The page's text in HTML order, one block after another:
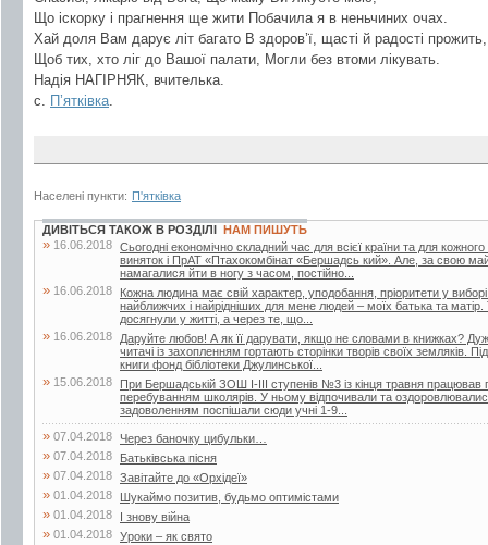
Що іскорку і прагнення ще жити Побачила я в неньчиних очах.
Хай доля Вам дарує літ багато В здоров’ї, щасті й радості прожить,
Щоб тих, хто ліг до Вашої палати, Могли без втоми лікувать.
Надія НАГІРНЯК, вчителька.
с.
П’ятківка
Населені пункти: П'ятківка
ДИВІТЬСЯ ТАКОЖ В РОЗДІЛІ НАМ ПИШУТЬ
» 16.06.2018 Сьогодні економічно складний час для всієї країни та для
виняток і ПрАТ «Птахокомбінат «Бершадсь кий». Але, за свою
намагалися йти в ногу з часом, постійно...
» 16.06.2018
Кожна людина має свій характер, уподобання, пріоритети у
найближчих і найрідніших для мене людей – моїх батька та
досягнули у житті, а через те, що...
» 16.06.2018
Даруйте любов! А як її дарувати, якщо не словами в книжках?
читачі із захопленням гортають сторінки творів своїх земляків.
книги фонд бібліотеки Джулинської...
» 15.06.2018
При Бершадській ЗОШ І-ІІІ ступенів №3 із кінця травня
перебуванням школярів. У ньому відпочивали та
задоволенням поспішали сюди учні 1-9...
» 07.04.2018 Через баночку цибульки…
» 07.04.2018 Батьківська пісня
» 07.04.2018 Завітайте до «Орхідеї»
» 01.04.2018 Шукаймо позитив, будьмо оптимістами
» 01.04.2018 І знову війна
» 01.04.2018 Уроки – як свято